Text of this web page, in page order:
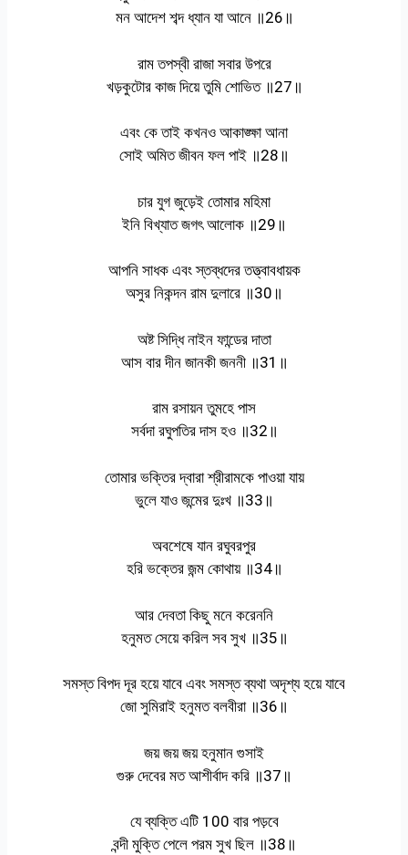
মন আদেশ শব্দ ধ্যান যা আনে ॥26॥
রাম তপস্বী রাজা সবার উপরে
খড়কুটোর কাজ দিয়ে তুমি শোভিত ॥27॥
এবং কে তাই কখনও আকাঙ্ক্ষা আনা
সোই অমিত জীবন ফল পাই ॥28॥
চার যুগ জুড়েই তোমার মহিমা
ইনি বিখ্যাত জগৎ আলোক ॥29॥
আপনি সাধক এবং স্তব্ধদের তত্ত্বাবধায়ক
অসুর নিকন্দন রাম দুলারে ॥30॥
অষ্ট সিদ্ধি নাইন ফান্ডের দাতা
আস বার দীন জানকী জননী ॥31॥
রাম রসায়ন তুমহে পাস
সর্বদা রঘুপতির দাস হও ॥32॥
তোমার ভক্তির দ্বারা শ্রীরামকে পাওয়া যায়
ভুলে যাও জন্মের দুঃখ ॥33॥
অবশেষে যান রঘুবরপুর
হরি ভক্তের জন্ম কোথায় ॥34॥
আর দেবতা কিছু মনে করেননি
হনুমত সেয়ে করিল সব সুখ ॥35॥
সমস্ত বিপদ দূর হয়ে যাবে এবং সমস্ত ব্যথা অদৃশ্য হয়ে যাবে
জো সুমিরাই হনুমত বলবীরা ॥36॥
জয় জয় জয় হনুমান গুসাই
গুরু দেবের মত আশীর্বাদ করি ॥37॥
যে ব্যক্তি এটি 100 বার পড়বে
বন্দী মুক্তি পেলে পরম সুখ ছিল ॥38॥